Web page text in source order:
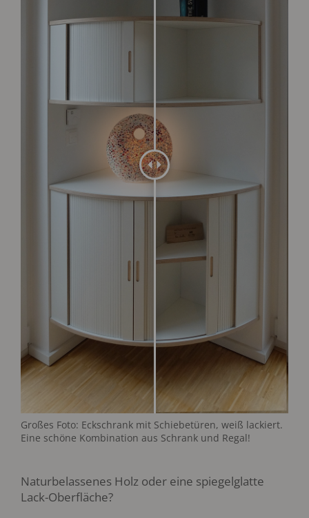
Großes Foto: Eckschrank mit Schiebetüren, weiß lackiert.
Eine schöne Kombination aus Schrank und Regal!
Naturbelassenes Holz oder eine spiegelglatte
Lack-Oberfläche?